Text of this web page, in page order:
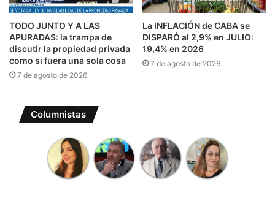
TODO JUNTO Y A LAS
APURADAS: la trampa de
discutir la propiedad privada
como si fuera una sola cosa
7 de agosto de 2026
La INFLACIÓN de CABA se
DISPARÓ al 2,9% en JULIO:
19,4% en 2026
7 de agosto de 2026
Columnistas